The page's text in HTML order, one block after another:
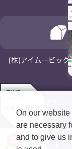
(⁨⁩株)アイムービッ
トナー
アイム
On our
are necessary
and to give us